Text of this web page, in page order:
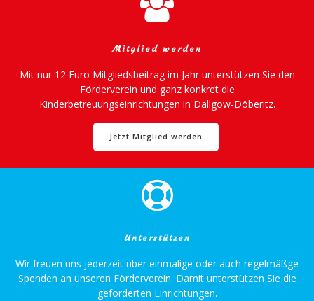
Mitglied werden
Mit nur 12 Euro Mitgliedsbeitrag im Jahr unterstützen Sie den
Förderverein und ganz konkret die
Kinderbetreuungseinrichtungen in Dallgow-Döberitz.
Jetzt Mitglied werden
Unterstützen
Wir freuen uns jederzeit über einmalige oder auch regelmäßge
Spenden an unseren Förderverein. Damit unterstützen Sie die
geförderten Einrichtungen.